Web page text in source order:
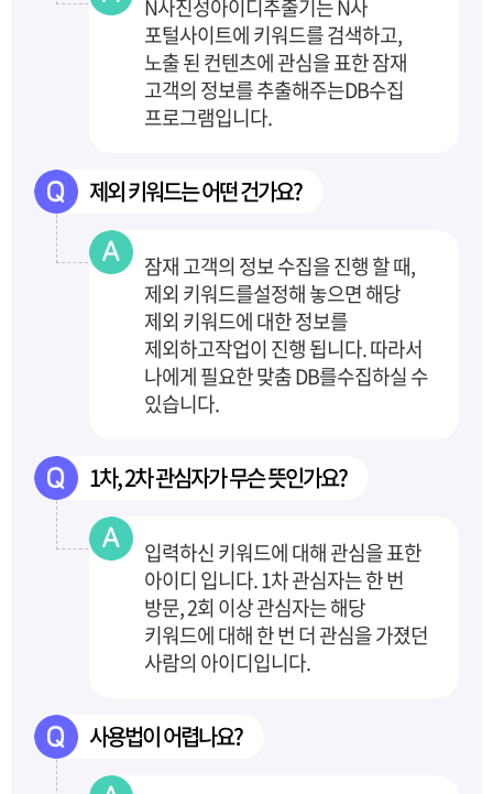
N사진성아이디추출기는 N사
포털사이트에 키워드를 검색하고,
노출 된 컨텐츠에 관심을 표한 잠재
고객의 정보를 추출해주는DB수집
프로그램입니다.
제외 키워드는 어떤 건가요?
잠재 고객의 정보 수집을 진행 할 때,
제외 키워드를설정해 놓으면 해당
제외 키워드에 대한 정보를
제외하고작업이 진행 됩니다. 따라서
나에게 필요한 맞춤 DB를수집하실 수
있습니다.
1차, 2차 관심자가 무슨 뜻인가요?
입력하신 키워드에 대해 관심을 표한
아이디 입니다. 1차 관심자는 한 번
방문,2회 이상 관심자는 해당
키워드에 대해 한 번 더 관심을 가졌던
사람의 아이디입니다.
사용법이 어렵나요?